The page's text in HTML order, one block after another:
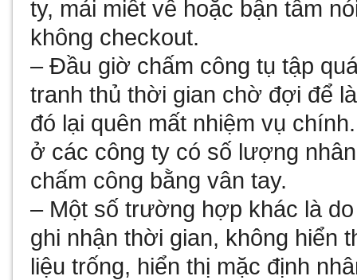
ty, mải miết về hoặc bận tâm
không checkout.
– Đầu giờ chấm công tụ tập
tranh thủ thời gian chờ đợi để
đó lại quên mất nhiệm vụ
ở các công ty có số lượng
chấm công bằng vân tay.
– Một số trường hợp khác là
ghi nhận thời gian, không hiển
liệu trống, hiển thị mặc định